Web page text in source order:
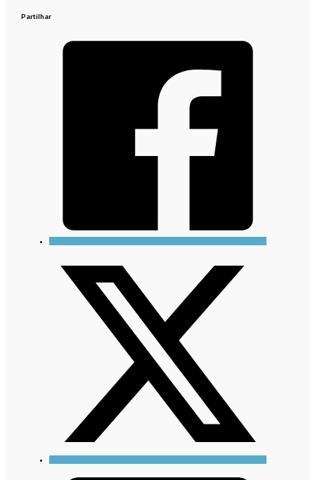
Partilhar